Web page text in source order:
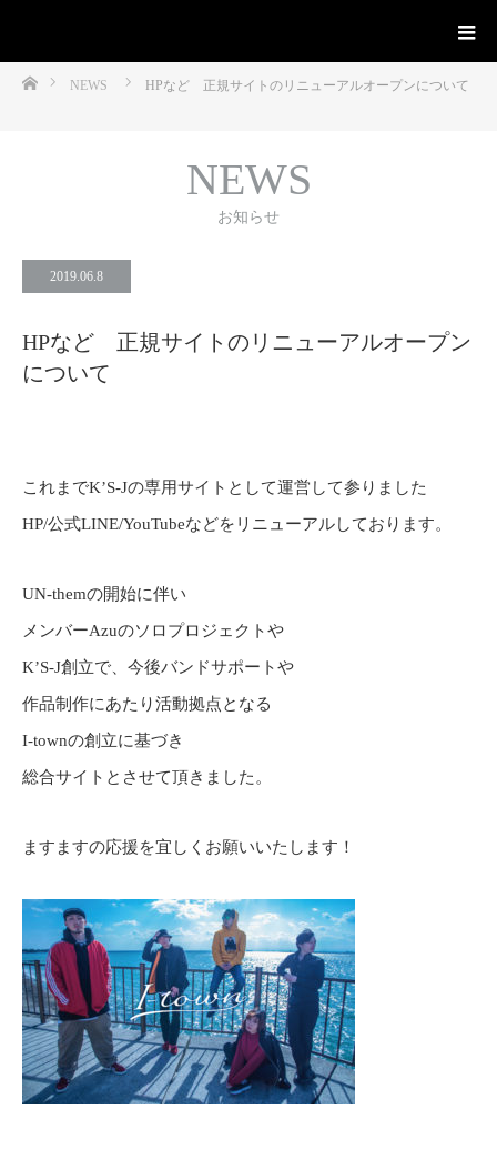
ホームNEWS HPなど 正規サイトのリニューアルオープンについて
NEWS
お知らせ
2019.06.8
HPなど 正規サイトのリニューアルオープン
について
これまでK’S-Jの専用サイトとして運営して参りました
HP/公式LINE/YouTubeなどをリニューアルしております。
UN-themの開始に伴い
メンバーAzuのソロプロジェクトや
K’S-J創立で、今後バンドサポートや
作品制作にあたり活動拠点となる
I-townの創立に基づき
総合サイトとさせて頂きました。
ますますの応援を宜しくお願いいたします！